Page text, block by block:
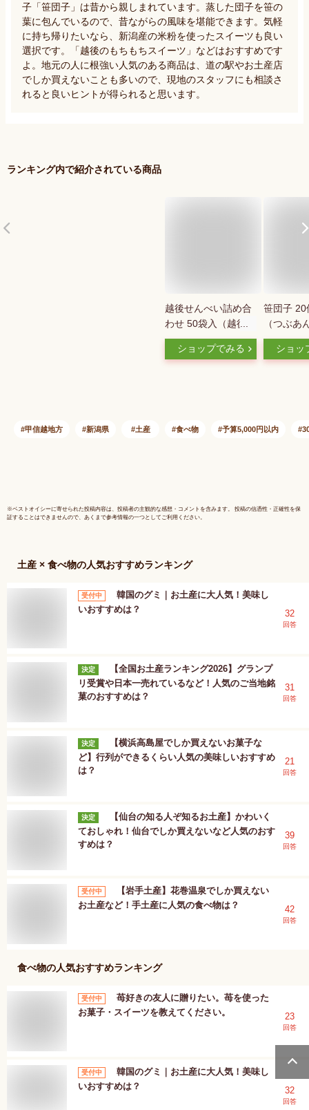
子「笹団子」は昔から親しまれています。蒸した団子を笹の
葉に包んでいるので、昔ながらの風味を堪能できます。気軽
に持ち帰りたいなら、新潟産の米粉を使ったスイーツも良い
選択です。「越後のもちもちスイーツ」などはおすすめです
よ。地元の人に根強い人気のある商品は、道の駅やお土産店
でしか買えないことも多いので、現地のスタッフにも相談さ
れると良いヒントが得られると思います。
ランキング内で紹介されている商品
越後せんべい詰め合
わせ 50袋入（越後せ
んべい×18枚、豆せ
んべい×16枚、枚胡
土産/手土産/プレゼ
ショップでみる
笹団子 20
（つぶあ
ん） 右門
潟名物
プレゼン
ショッ
甲信越地方 新潟県 土産 食べ物 予算5,000円以内
※ベストオイシーに寄せられた投稿内容は、投稿者の主観的な感想・コメントを含みます。 投稿の信憑性・正確性を保
証することはできませんので、あくまで参考情報の一つとしてご利用ください。
土産 × 食べ物の人気おすすめランキング
受付中
韓国のグミ｜お土産に大人気！美味し
いおすすめは？
32
回答
決定
【全国お土産ランキング2026】グランプ
リ受賞や日本一売れているなど！人気のご当地銘
菓のおすすめは？
31
回答
決定
【横浜高島屋でしか買えないお菓子な
ど】行列ができるくらい人気の美味しいおすすめ
は？
21
回答
決定
【仙台の知る人ぞ知るお土産】かわいく
ておしゃれ！仙台でしか買えないなど人気のおす
すめは？
39
回答
受付中
【岩手土産】花巻温泉でしか買えない
お土産など！手土産に人気の食べ物は？
42
回答
食べ物の人気おすすめランキング
受付中
苺好きの友人に贈りたい。苺を使った
お菓子・スイーツを教えてください。
23
回答
受付中
韓国のグミ｜お土産に大人気！美味し
いおすすめは？
32
回答